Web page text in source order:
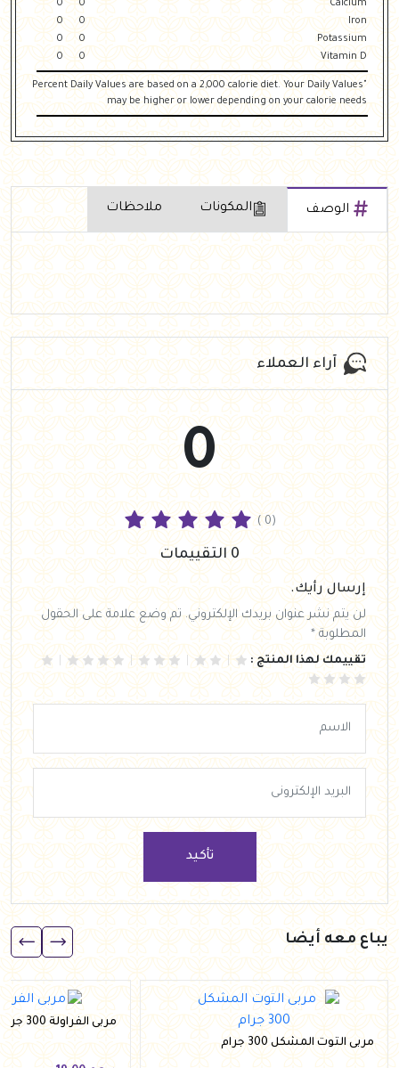
Calcium
0
0
Iron
0
0
Potassium
0
0
Vitamin D
0
0
"Percent Daily Values are based on a 2,000 calorie diet. Your Daily Values
may be higher or lower depending on your calorie needs
الوصف المكونات ملاحظات
آراء العملاء
0
( 0)
0 التقييمات
إرسال رأيك.
لن يتم نشر عنوان بريدك الإلكتروني. تم وضع علامة على الحقول
المطلوبة *
تقييمك لهذا المنتج :
تأكيد
يباع معه أيضا
مربى التوت المشكل 300 جرام
مربى الفراولة 300 جرام